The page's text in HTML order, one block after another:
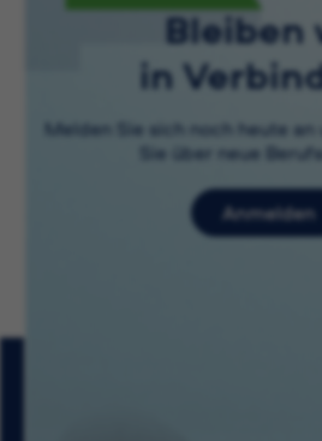
Bleiben
in
Melden Sie sich noch heute
Sie über neue
Anmelden